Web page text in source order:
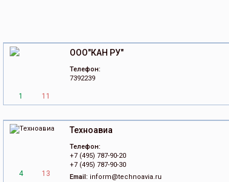
1 11
ООО"КАН РУ"
Телефон:
7392239
4 13
Техноавиа
Телефон:
+7 (495) 787-90-20
+7 (495) 787-90-30
Email: inform@technoavia.ru